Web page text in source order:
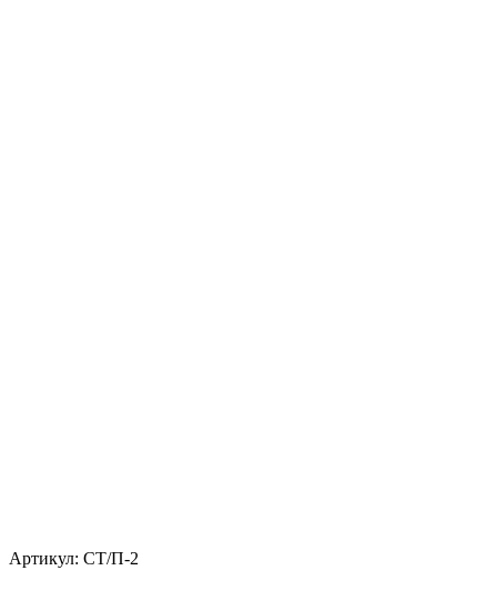
Артикул: СТ/П-2